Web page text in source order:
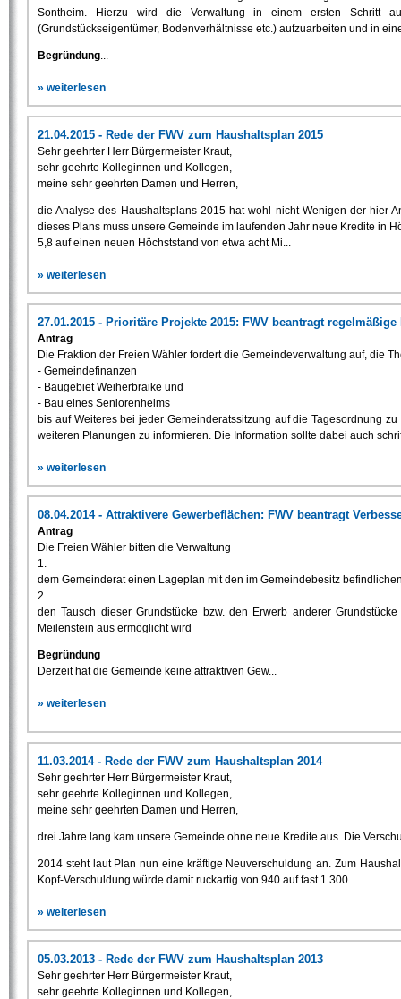
Sontheim. Hierzu wird die Verwaltung in einem ersten Schritt
(Grundstückseigentümer, Bodenverhältnisse etc.) aufzuarbeiten und in
Begründung
» weiterlesen
21.04.2015 - Rede der FWV zum Haushaltsplan 2015
Sehr geehrter Herr Bürgermeister Kraut,
sehr geehrte Kolleginnen und Kollegen,
meine sehr geehrten Damen und Herren,
die Analyse des Haushaltsplans 2015 hat wohl nicht Wenigen der hier
dieses Plans muss unsere Gemeinde im laufenden Jahr neue Kredite in
5,8 auf einen neuen Höchststand von etwa acht Mi...
» weiterlesen
27.01.2015 - Prioritäre Projekte 2015: FWV beantragt
Antrag
Die Fraktion der Freien Wähler fordert die Gemeindeverwaltung auf, die
- Gemeindefinanzen
- Baugebiet Weiherbraike und
- Bau eines Seniorenheims
bis auf Weiteres bei jeder Gemeinderatssitzung auf die Tagesordnung
weiteren Planungen zu informieren. Die Information sollte dabei auch
» weiterlesen
08.04.2014 - Attraktivere Gewerbeflächen: FWV beantragt
Antrag
Die Freien Wähler bitten die Verwaltung
1.
dem Gemeinderat einen Lageplan mit den im Gemeindebesitz
2.
den Tausch dieser Grundstücke bzw. den Erwerb anderer
Meilenstein aus ermöglicht wird
Begründung
Derzeit hat die Gemeinde keine attraktiven Gew...
» weiterlesen
11.03.2014 - Rede der FWV zum Haushaltsplan 2014
Sehr geehrter Herr Bürgermeister Kraut,
sehr geehrte Kolleginnen und Kollegen,
meine sehr geehrten Damen und Herren,
drei Jahre lang kam unsere Gemeinde ohne neue Kredite aus. Die
2014 steht laut Plan nun eine kräftige Neuverschuldung an. Zum
Kopf-Verschuldung würde damit ruckartig von 940 auf fast 1.300 ...
» weiterlesen
05.03.2013 - Rede der FWV zum Haushaltsplan 2013
Sehr geehrter Herr Bürgermeister Kraut,
sehr geehrte Kolleginnen und Kollegen,